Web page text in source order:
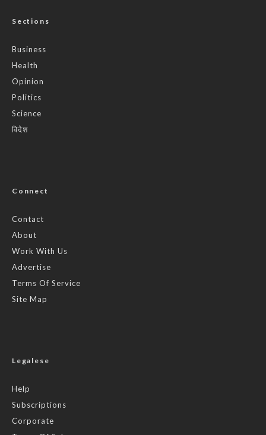
Sections
Business
Health
Opinion
Politics
Science
विदेश
Connect
Contact
About
Work With Us
Advertise
Terms Of Service
Site Map
Legalese
Help
Subscriptions
Corporate